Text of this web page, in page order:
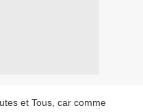
et Tous, car comme